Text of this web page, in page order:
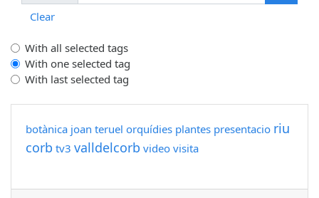
Clear
With all selected tags
With one selected tag
With last selected tag
botànica joan teruel orquídies plantes presentacio riu
corb tv3 valldelcorb video visita